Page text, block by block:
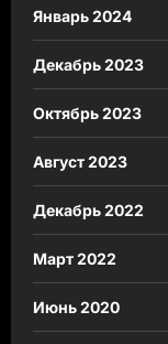
Январь 2024
Декабрь 2023
Октябрь 2023
Август 2023
Декабрь 2022
Март 2022
Июнь 2020